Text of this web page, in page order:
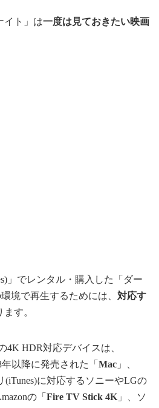
イト」は一度は見ておきたい映画
」でレンタル・購入した「ダー
境で再生するためには、 対応す
す。
4K HDR対応デバイスは、
年以降に発売された「 Mac 」、
(iTunes)に対応するソニーやLGの
の「 Fire TV Stick 4K 」、ソ